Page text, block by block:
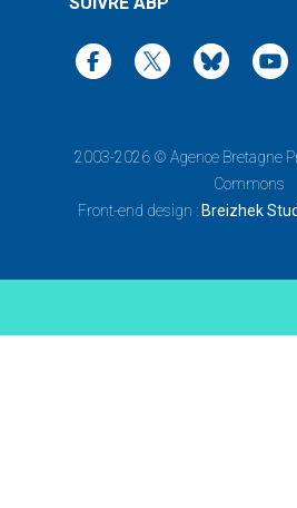
2003-2026 © Agence Bretagne
Commons
Front-end design : Breizhek